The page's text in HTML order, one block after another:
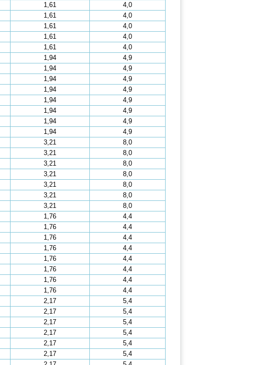
1,61
4,0
1,61
4,0
1,61
4,0
1,61
4,0
1,61
4,0
1,94
4,9
1,94
4,9
1,94
4,9
1,94
4,9
1,94
4,9
1,94
4,9
1,94
4,9
1,94
4,9
3,21
8,0
3,21
8,0
3,21
8,0
3,21
8,0
3,21
8,0
3,21
8,0
3,21
8,0
1,76
4,4
1,76
4,4
1,76
4,4
1,76
4,4
1,76
4,4
1,76
4,4
1,76
4,4
1,76
4,4
2,17
5,4
2,17
5,4
2,17
5,4
2,17
5,4
2,17
5,4
2,17
5,4